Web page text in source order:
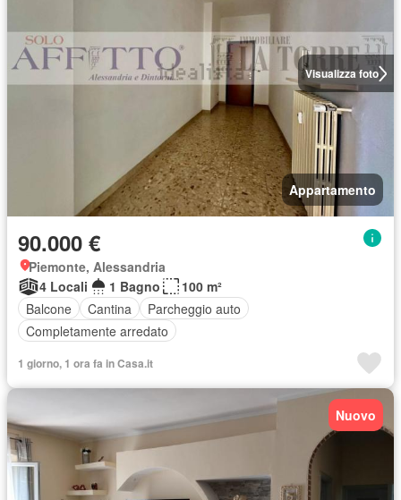
Visualizza foto
Appartamento
90.000 €
Piemonte, Alessandria
4 Locali
1 Bagno
100 m²
Balcone
Cantina
Parcheggio auto
Completamente arredato
1 giorno, 1 ora fa in Casa.it
Nuovo